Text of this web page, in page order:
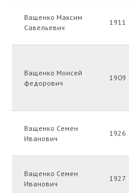
Ващенко Максим
Савельевич
1911
Ващенко Моисей
федорович
1909
Ващенко Семен
Иванович
1926
Ващенко Семен
Иванович
1927